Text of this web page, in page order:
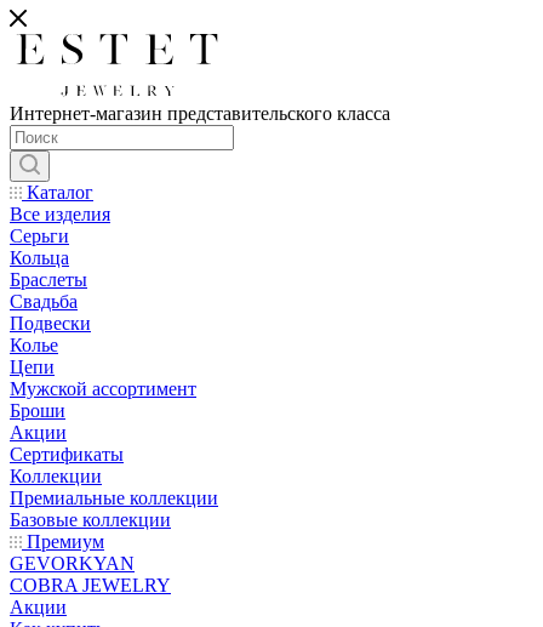
Интернет-магазин представительского класса
Каталог
Все изделия
Серьги
Кольца
Браслеты
Свадьба
Подвески
Колье
Цепи
Мужской ассортимент
Броши
Акции
Сертификаты
Коллекции
Премиальные коллекции
Базовые коллекции
Премиум
GEVORKYAN
COBRA JEWELRY
Акции